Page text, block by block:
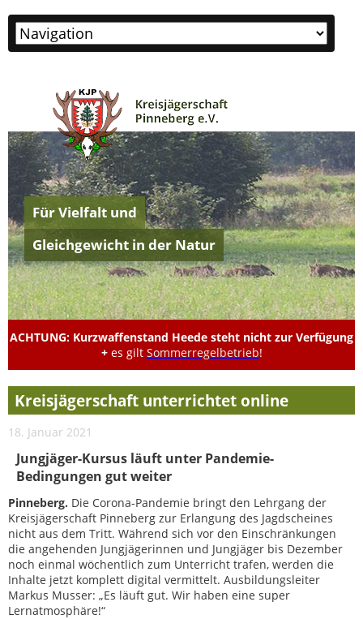
Zielseite
Für Vielfalt und
Gleichgewicht in der Natur
ACHTUNG: Kurzwaffenstand Heede steht nicht zur Verfügung
+ es gilt Sommerregelbetrieb!
Kreisjägerschaft unterrichtet online
18. Januar 2021
Jungjäger-Kursus läuft unter Pandemie-
Bedingungen gut weiter
Pinneberg. Die Corona-Pandemie bringt den Lehrgang der
Kreisjägerschaft Pinneberg zur Erlangung des Jagdscheines
nicht aus dem Tritt. Während sich vor den Einschränkungen
die angehenden Jungjägerinnen und Jungjäger bis Dezember
noch einmal wöchentlich zum Unterricht trafen, werden die
Inhalte jetzt komplett digital vermittelt. Ausbildungsleiter
Markus Musser: „Es läuft gut. Wir haben eine super
Lernatmosphäre!“